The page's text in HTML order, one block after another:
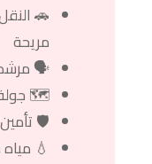
🚗
مريحة
🗣️ مرشد
🗺️ جولة
🛡️
💧